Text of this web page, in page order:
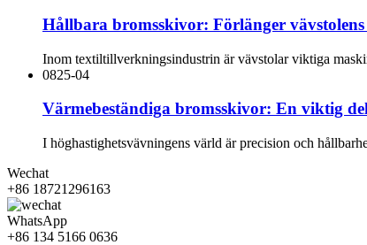
Hållbara bromsskivor: Förlänger
Inom textiltillverkningsindustrin är vävstolar viktiga
0825-04
Värmebeständiga bromsskivor: En viktig
I höghastighetsvävningens värld är precision och
Wechat
+86 18721296163
WhatsApp
+86 134 5166 0636